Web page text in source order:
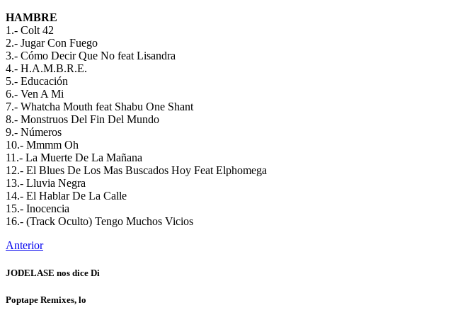
HAMBRE
1.- Colt 42
2.- Jugar Con Fuego
3.- Cómo Decir Que No feat Lisandra
4.- H.A.M.B.R.E.
5.- Educación
6.- Ven A Mi
7.- Whatcha Mouth feat Shabu One Shant
8.- Monstruos Del Fin Del Mundo
9.- Números
10.- Mmmm Oh
11.- La Muerte De La Mañana
12.- El Blues De Los Mas Buscados Hoy Feat Elphomega
13.- Lluvia Negra
14.- El Hablar De La Calle
15.- Inocencia
16.- (Track Oculto) Tengo Muchos Vicios
Anterior
JODELASE nos dice Di
Poptape Remixes, lo